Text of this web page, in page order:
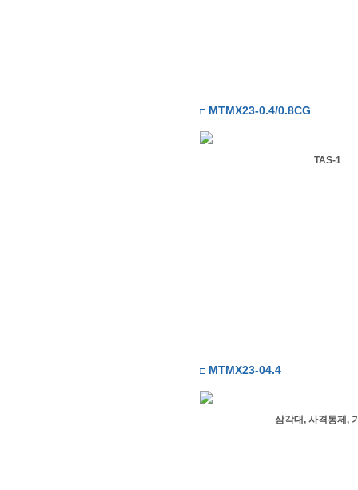
□ MTMX23-0.4/0.8CG
TAS-1
□ MTMX23-04.4
삼각대, 사격통제,